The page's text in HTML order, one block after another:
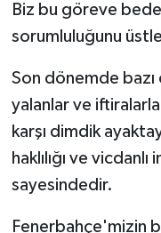
Biz bu göreve
sorumluluğunu
Son dönemde bazı
yalanlar ve
karşı dimdik
haklılığı ve vicdanlı
sayesindedir.
Fenerbahçe'mizin